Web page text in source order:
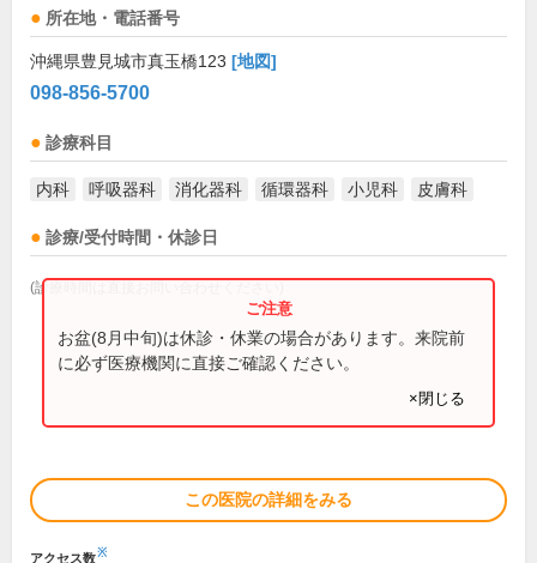
所在地・電話番号
沖縄県豊見城市真玉橋123 [地図]
098-856-5700
診療科目
内科 呼吸器科 消化器科 循環器科 小児科 皮膚科
診療/受付時間・休診日
(診療時間は直接お問い合わせください)
お盆(8月中旬)は休診・休業の場合があります。来院前
に必ず医療機関に直接ご確認ください。
×閉じる
この医院の詳細をみる
アクセス数※